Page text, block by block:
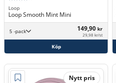
Loop
Loop Smooth Mint Mini
5 -pack 149,90 kr
29,98 kr/st
Köp
Nytt pris